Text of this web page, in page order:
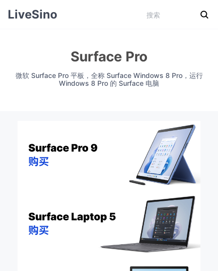
LiveSino
Surface Pro
微软 Surface Pro 平板，全称 Surface Windows 8 Pro，运行
Windows 8 Pro 的 Surface 电脑